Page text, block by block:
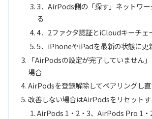
3．AirPods側の「探す」ネットワー
る
4．2ファクタ認証とiCloudキーチェ
5．iPhoneやiPadを最新の状態に更
「AirPodsの設定が完了していません
場合
AirPodsを登録解除してペアリングし
改善しない場合はAirPodsをリセットす
AirPods 1・2・3、AirPods Pro 1・